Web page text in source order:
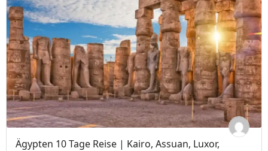
Ägypten 10 Tage Reise | Kairo, Assuan, Luxor,